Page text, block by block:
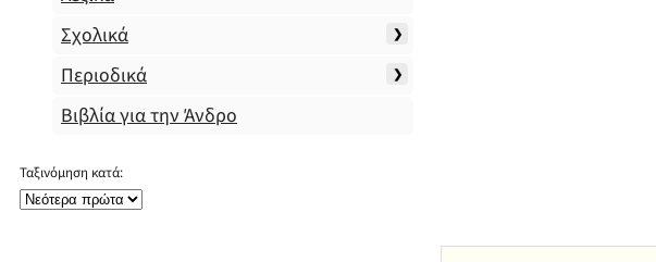
Σχολικά
Περιοδικά
Βιβλία για την Άνδρο
Ταξινόμηση κατά: